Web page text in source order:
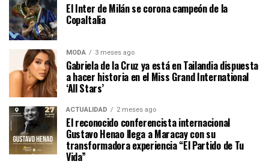
El Inter de Milán se corona campeón de la
CopaItalia
MODA 3 meses ago
Gabriela de la Cruz ya está en Tailandia dispuesta
a hacer historia en el Miss Grand International
‘All Stars’
ACTUALIDAD 2 meses ago
El reconocido conferencista internacional
Gustavo Henao llega a Maracay con su
transformadora experiencia “El Partido de Tu
Vida”